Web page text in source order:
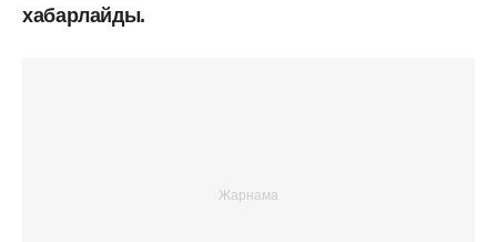
хабарлайды.